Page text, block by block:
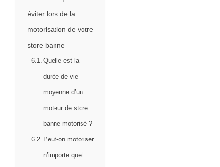
éviter lors de la
motorisation de votre
store banne
Quelle est la
durée de vie
moyenne d’un
moteur de store
banne motorisé ?
Peut-on motoriser
n’importe quel